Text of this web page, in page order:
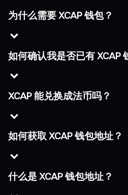
为什么需要 XCAP 钱包？
如何确认我是否已有 XCAP
XCAP 能兑换成法币吗？
如何获取 XCAP 钱包地址？
什么是 XCAP 钱包地址？